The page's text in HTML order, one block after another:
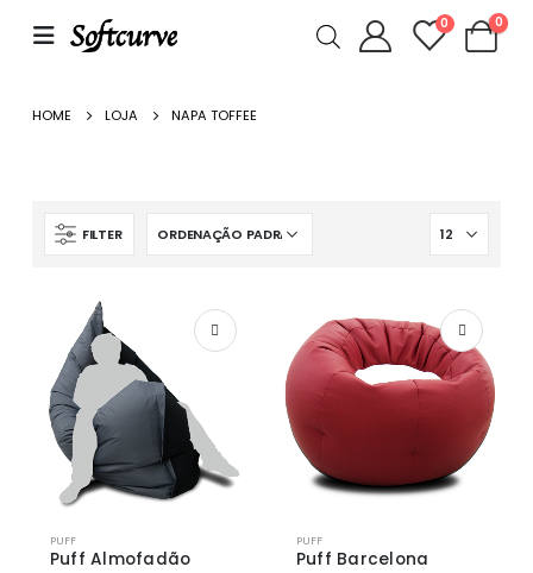
0 0
HOME LOJA NAPA TOFFEE
FILTER
PUFF
Puff Almofadão
PUFF
Puff Barcelona